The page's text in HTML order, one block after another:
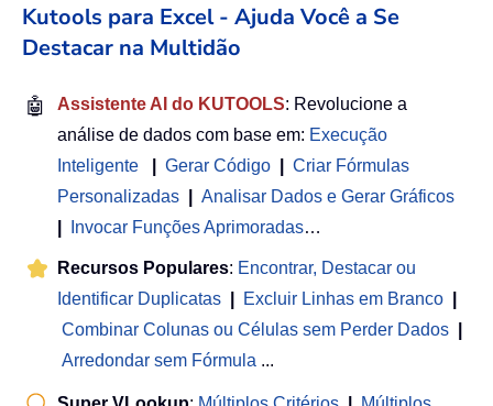
Kutools para Excel - Ajuda Você a Se
Destacar na Multidão
🤖 Assistente AI do KUTOOLS: Revolucione a
análise de dados com base em: Execução
Inteligente
Gerar Código
Criar Fórmulas
Personalizadas
Analisar Dados e Gerar Gráficos
Invocar Funções Aprimoradas…
Recursos Populares: Encontrar, Destacar ou
Identificar Duplicatas
Excluir Linhas em Branco
Combinar Colunas ou Células sem Perder Dados
Arredondar sem Fórmula ...